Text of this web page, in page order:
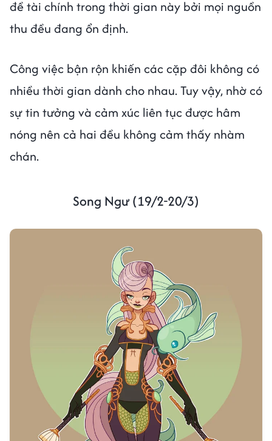
đề tài chính trong thời gian này bởi mọi nguồn
thu đều đang ổn định.
Công việc bận rộn khiến các cặp đôi không có
nhiều thời gian dành cho nhau. Tuy vậy, nhờ có
sự tin tưởng và cảm xúc liên tục được hâm
nóng nên cả hai đều không cảm thấy nhàm
chán.
Song Ngư (19/2-20/3)